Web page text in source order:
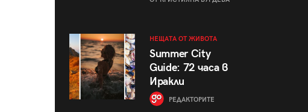
НЕЩАТА ОТ ЖИВОТА
Summer City
Guide: 72 часа в
Иракли
РЕДАКТОРИТЕ